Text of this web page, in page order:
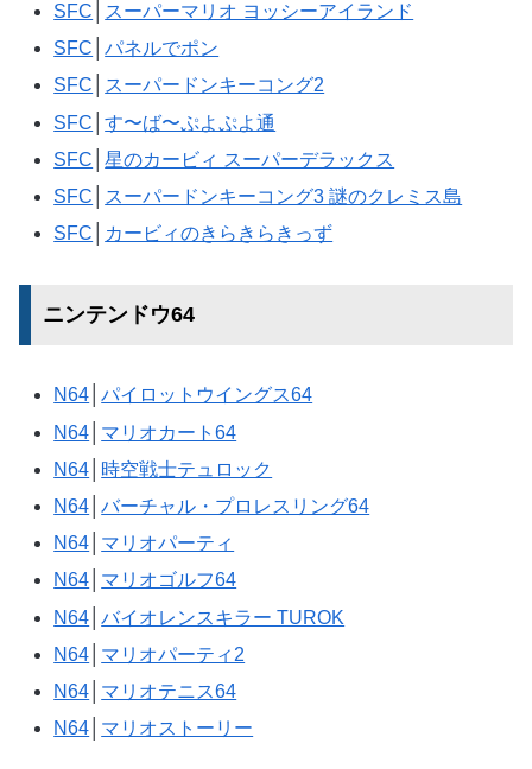
SFC
スーパーマリオ ヨッシーアイランド
SFC │パネルでポン
SFC
スーパードンキーコング2
SFC │す〜ば〜ぷよぷよ通
SFC │星のカービィ スーパーデラックス
SFC
スーパードンキーコング3 謎のクレミス島
SFC
カービィのきらきらきっず
ニンテンドウ64
N64 │パイロットウイングス64
N64
マリオカート64
N64
時空戦士テュロック
N64 │バーチャル・プロレスリング64
N64
マリオパーティ
N64
マリオゴルフ64
N64 │バイオレンスキラー TUROK
N64
マリオパーティ2
N64
マリオテニス64
N64
マリオストーリー